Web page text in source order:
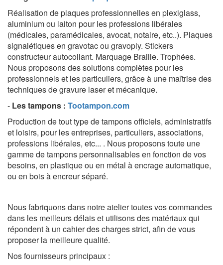
Réalisation de plaques professionnelles en plexiglass,
aluminium ou laiton pour les professions libérales
(médicales, paramédicales, avocat, notaire, etc..). Plaques
signalétiques en gravotac ou gravoply. Stickers
constructeur autocollant. Marquage Braille. Trophées.
Nous proposons des solutions complètes pour les
professionnels et les particuliers, grâce à une maîtrise des
techniques de gravure laser et mécanique.
- Les tampons : Tootampon.com
Production de tout type de tampons officiels, administratifs
et loisirs, pour les entreprises, particuliers, associations,
professions libérales, etc... . Nous proposons toute une
gamme de tampons personnalisables en fonction de vos
besoins, en plastique ou en métal à encrage automatique,
ou en bois à encreur séparé.
Nous fabriquons dans notre atelier toutes vos commandes
dans les meilleurs délais et utilisons des matériaux qui
répondent à un cahier des charges strict, afin de vous
proposer la meilleure qualité.
Nos fournisseurs principaux :